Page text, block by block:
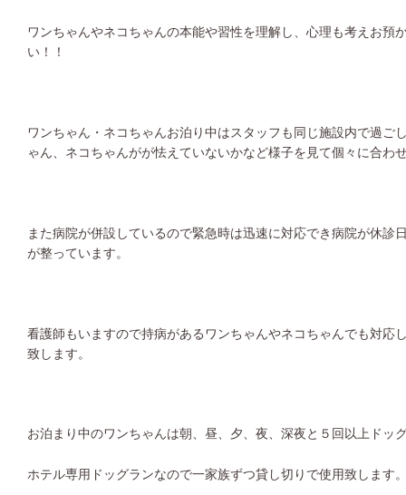
ワンちゃんやネコちゃんの本能や習性を理解し、心理も考えお預
い！！
ワンちゃん・ネコちゃんお泊り中はスタッフも同じ施設内で過ご
ゃん、ネコちゃんがが怯えていないかなど様子を見て個々に合わ
また病院が併設しているので緊急時は迅速に対応でき病院が休診
が整っています。
看護師もいますので持病があるワンちゃんやネコちゃんでも対応
致します。
お泊まり中のワンちゃんは朝、昼、夕、夜、深夜と５回以上ドッ
ホテル専用ドッグランなので一家族ずつ貸し切りで使用致します